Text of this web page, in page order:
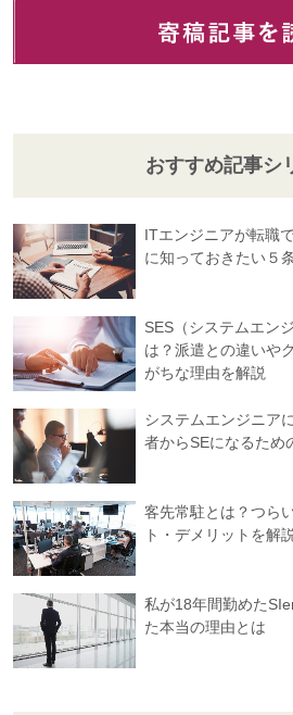
おすすめ記事シ
ITエンジニアが転職
に知っておきたい５
SES（システムエン
は？派遣との違いや
がちな理由を解説
システムエンジニア
者からSEになるため
客先常駐とは？つら
ト・デメリットを解
私が18年間勤めた
た本当の理由とは